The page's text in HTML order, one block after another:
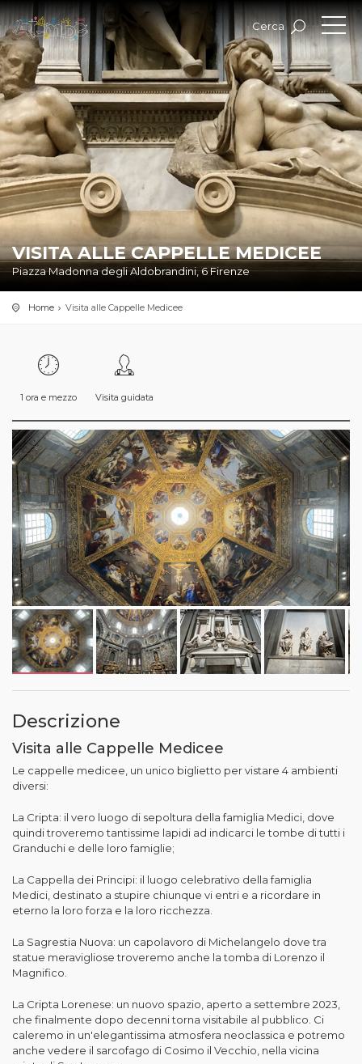
Cerca
VISITA ALLE CAPPELLE MEDICEE
Piazza Madonna degli Aldobrandini, 6 Firenze
Home Visita alle Cappelle Medicee
1 ora e mezzo Visita guidata
Descrizione
Visita alle Cappelle Medicee
Le cappelle medicee, un unico biglietto per vistare 4 ambienti
diversi:
La Cripta: il vero luogo di sepoltura della famiglia Medici, dove
quindi troveremo tantissime lapidi ad indicarci le tombe di tutti i
Granduchi e delle loro famiglie;
La Cappella dei Principi: il luogo celebrativo della famiglia
Medici, destinato a stupire chiunque vi entri e a ricordare in
eterno la loro forza e la loro ricchezza.
La Sagrestia Nuova: un capolavoro di Michelangelo dove tra
statue meravigliose troveremo anche la tomba di Lorenzo il
Magnifico.
La Cripta Lorenese: un nuovo spazio, aperto a settembre 2023,
che finalmente dopo decenni torna visitabile al pubblico. Ci
caleremo in un'elegantissima atmosfera neoclassica e potremo
anche vedere il sarcofago di Cosimo il Vecchio, nella vicina